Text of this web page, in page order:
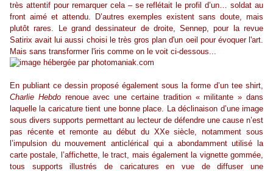
très attentif pour remarquer cela – se reflétait le profil d’un… soldat au
front aimé et attendu. D’autres exemples existent sans doute, mais
plutôt rares. Le grand dessinateur de droite, Sennep, pour la revue
Satirix avait lui aussi choisi le très gros plan d'un oeil pour évoquer l'art.
Mais sans transformer l'iris comme on le voit ci-dessous...
En publiant ce dessin proposé également sous la forme d’un tee shirt,
Charlie Hebdorenoue avec une certaine tradition « militante » dans
laquelle la caricature tient une bonne place. La déclinaison d’une image
sous divers supports permettant au lecteur de défendre une cause n’est
pas récente et remonte au début du XXe siècle, notamment sous
l’impulsion du mouvement anticlérical qui a abondamment utilisé la
carte postale, l’affichette, le tract, mais également la vignette gommée,
tous supports illustrés de caricatures en vue de diffuser une